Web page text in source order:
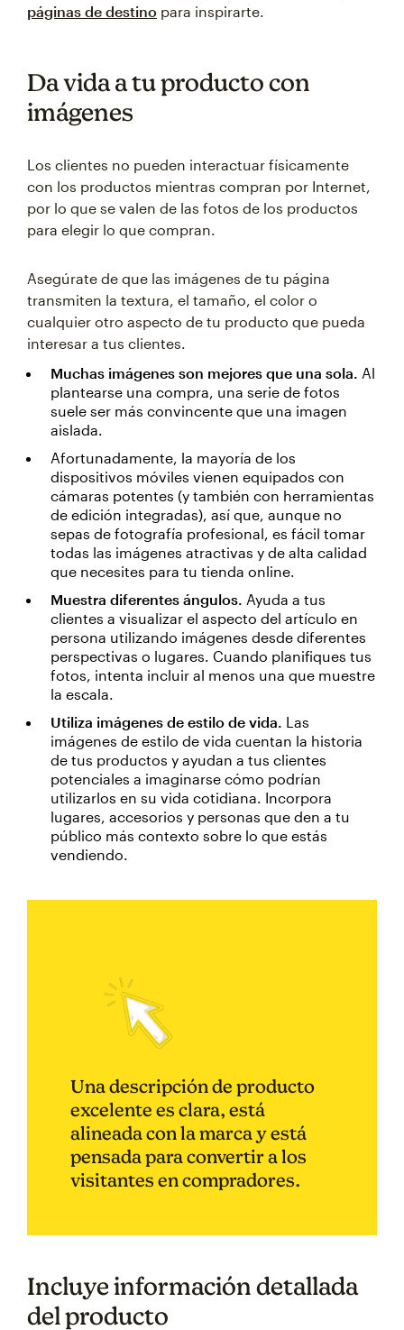
páginas de destino para inspirarte.
Da vida a tu producto con
imágenes
Los clientes no pueden interactuar físicamente
con los productos mientras compran por Internet,
por lo que se valen de las fotos de los productos
para elegir lo que compran.
Asegúrate de que las imágenes de tu página
transmiten la textura, el tamaño, el color o
cualquier otro aspecto de tu producto que pueda
interesar a tus clientes.
Muchas imágenes son mejores que una sola. Al
plantearse una compra, una serie de fotos
suele ser más convincente que una imagen
aislada.
Afortunadamente, la mayoría de los
dispositivos móviles vienen equipados con
cámaras potentes (y también con herramientas
de edición integradas), así que, aunque no
sepas de fotografía profesional, es fácil tomar
todas las imágenes atractivas y de alta calidad
que necesites para tu tienda online.
Muestra diferentes ángulos. Ayuda a tus
clientes a visualizar el aspecto del artículo en
persona utilizando imágenes desde diferentes
perspectivas o lugares. Cuando planifiques tus
fotos, intenta incluir al menos una que muestre
la escala.
Utiliza imágenes de estilo de vida. Las
imágenes de estilo de vida cuentan la historia
de tus productos y ayudan a tus clientes
potenciales a imaginarse cómo podrían
utilizarlos en su vida cotidiana. Incorpora
lugares, accesorios y personas que den a tu
público más contexto sobre lo que estás
vendiendo.
Una descripción de producto
excelente es clara, está
alineada con la marca y está
pensada para convertir a los
visitantes en compradores.
Incluye información detallada
del producto